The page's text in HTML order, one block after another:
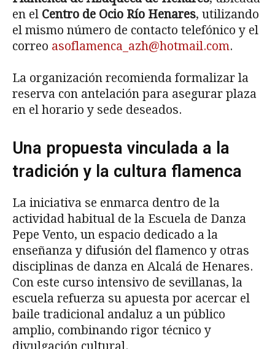
en el Centro de Ocio Río Henares, utilizando
el mismo número de contacto telefónico y el
correo asoflamenca_azh@hotmail.com.
La organización recomienda formalizar la
reserva con antelación para asegurar plaza
en el horario y sede deseados.
Una propuesta vinculada a la
tradición y la cultura flamenca
La iniciativa se enmarca dentro de la
actividad habitual de la Escuela de Danza
Pepe Vento, un espacio dedicado a la
enseñanza y difusión del flamenco y otras
disciplinas de danza en Alcalá de Henares.
Con este curso intensivo de sevillanas, la
escuela refuerza su apuesta por acercar el
baile tradicional andaluz a un público
amplio, combinando rigor técnico y